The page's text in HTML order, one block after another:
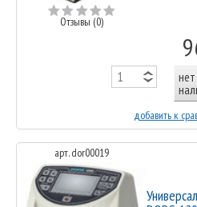
Отзывы (0)
добавить к
арт. dor00019